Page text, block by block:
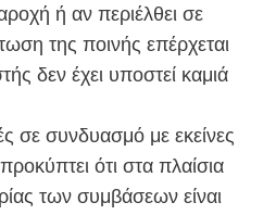
ή αν περιέλθει σε
της ποινής επέρχεται
δεν έχει υποστεί καμιά
σε συνδυασμό με εκείνες
ότι στα πλαίσια
των συμβάσεων είναι